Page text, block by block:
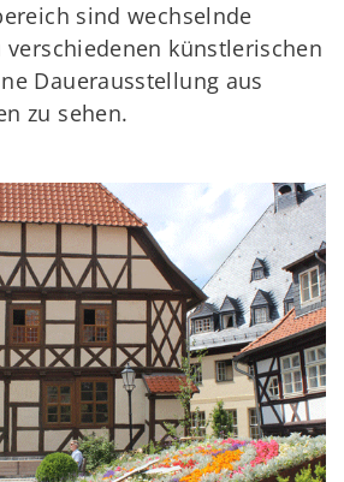
sind wechselnde
verschiedenen künstlerischen
Dauerausstellung aus
zu sehen.